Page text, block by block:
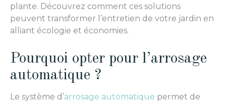
plante. Découvrez comment ces solutions
peuvent transformer l’entretien de votre jardin en
alliant écologie et économies.
Pourquoi opter pour l’arrosage
automatique ?
Le système d’arrosage automatique permet de